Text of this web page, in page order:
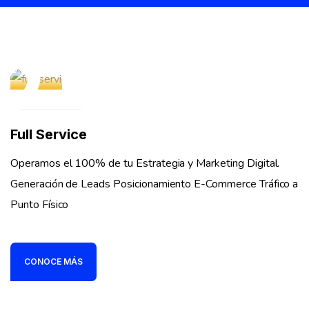
Full Service
Operamos el 100% de tu Estrategia y Marketing Digital.
Generación de Leads Posicionamiento E-Commerce Tráfico a
Punto Físico
CONOCE MÁS